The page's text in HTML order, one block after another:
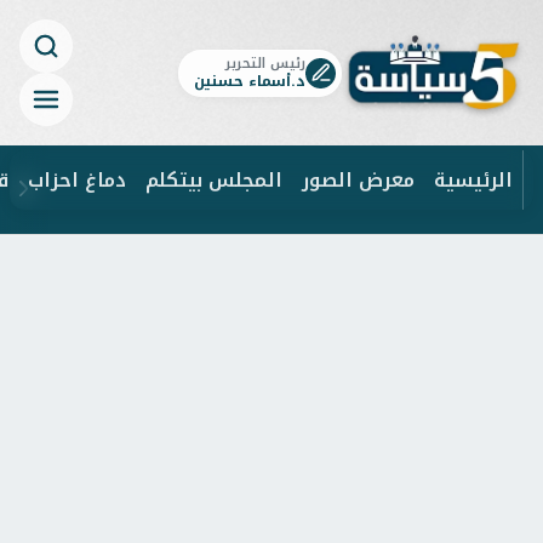
رئيس التحرير
د.أسماء حسنين
الرئيسية معرض الصور المجلس بيتكلم دماغ احزاب